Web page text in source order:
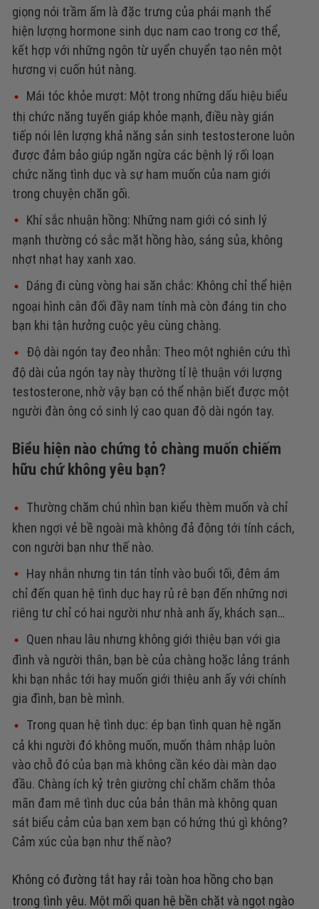
giọng nói trầm ấm là đặc trưng của phái mạnh thể
hiện lượng hormone sinh dục nam cao trong cơ thể,
kết hợp với những ngôn từ uyển chuyển tạo nên một
hương vị cuốn hút nàng.
Mái tóc khỏe mượt: Một trong những dấu hiệu biểu
thị chức năng tuyến giáp khỏe mạnh, điều này gián
tiếp nói lên lượng khả năng sản sinh testosterone luôn
được đảm bảo giúp ngăn ngừa các bệnh lý rối loạn
chức năng tình dục và sự ham muốn của nam giới
trong chuyện chăn gối.
Khí sắc nhuận hồng: Những nam giới có sinh lý
mạnh thường có sắc mặt hồng hào, sáng sủa, không
nhợt nhạt hay xanh xao.
Dáng đi cùng vòng hai săn chắc: Không chỉ thể hiện
ngoại hình cân đối đầy nam tính mà còn đáng tin cho
bạn khi tận hưởng cuộc yêu cùng chàng.
Độ dài ngón tay đeo nhẫn: Theo một nghiên cứu thì
độ dài của ngón tay này thường tỉ lệ thuận với lượng
testosterone, nhờ vậy bạn có thể nhận biết được một
người đàn ông có sinh lý cao quan độ dài ngón tay.
Biểu hiện nào chứng tỏ chàng muốn chiếm
hữu chứ không yêu bạn?
Thường chăm chú nhìn bạn kiểu thèm muốn và chỉ
khen ngợi vẻ bề ngoài mà không đả động tới tính cách,
con người bạn như thế nào.
Hay nhắn nhưng tin tán tỉnh vào buổi tối, đêm ám
chỉ đến quan hệ tình dục hay rủ rê bạn đến những nơi
riêng tư chỉ có hai người như nhà anh ấy, khách sạn…
Quen nhau lâu nhưng không giới thiệu bạn với gia
đình và người thân, bạn bè của chàng hoặc lảng tránh
khi bạn nhắc tới hay muốn giới thiệu anh ấy với chính
gia đình, bạn bè mình.
Trong quan hệ tình dục: ép bạn tình quan hệ ngăn
cả khi người đó không muốn, muốn thâm nhập luôn
vào chỗ đó của bạn mà không cần kéo dài màn dạo
đầu. Chàng ích kỷ trên giường chỉ chăm chăm thỏa
mãn đam mê tình dục của bản thân mà không quan
sát biểu cảm của bạn xem bạn có hứng thú gì không?
Cảm xúc của bạn như thế nào?
Không có đường tắt hay rải toàn hoa hồng cho bạn
trong tình yêu. Một mối quan hệ bền chặt và ngọt ngào